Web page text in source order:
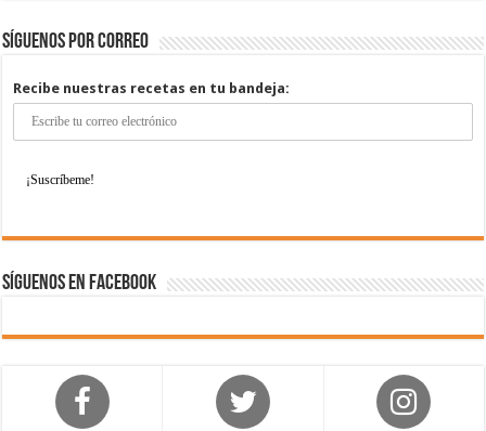
Síguenos por correo
Recibe nuestras recetas en tu bandeja:
Síguenos en Facebook